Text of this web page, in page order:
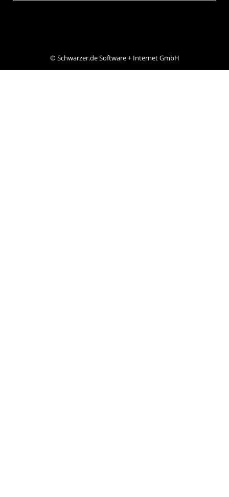
©Schwarzer.de Software + Internet GmbH